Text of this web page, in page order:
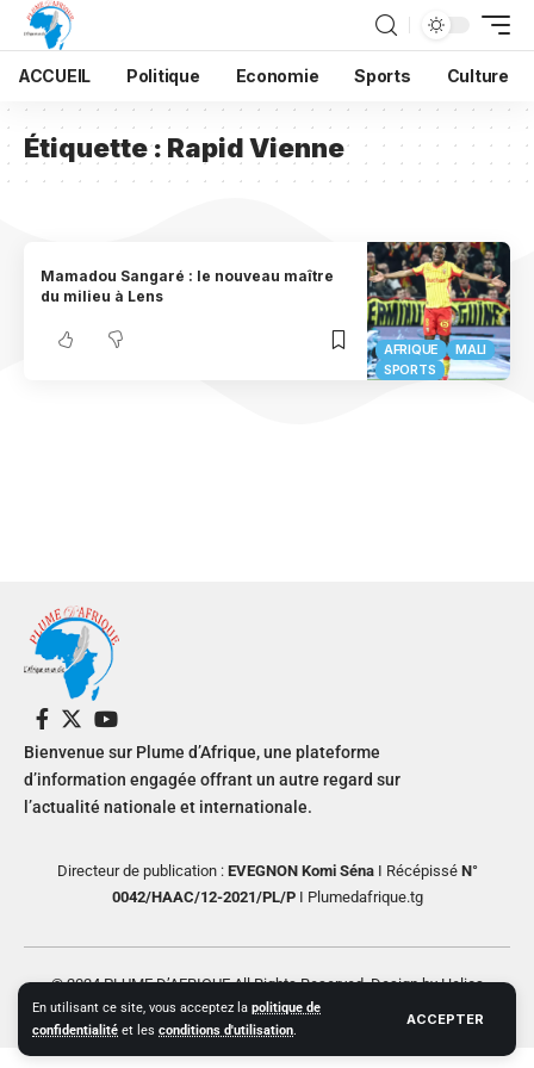
En utilisant ce site, vous acceptez la politique de
confidentialité et les conditions d'utilisation.
ACCEPTER
ACCUEIL Politique Economie Sports Culture
Étiquette : Rapid Vienne
AFRIQUE
MALI
SPORTS
Mamadou Sangaré : le nouveau maître
du milieu à Lens
Bienvenue sur Plume d’Afrique, une plateforme
d’information engagée offrant un autre regard sur
l’actualité nationale et internationale.
Directeur de publication : EVEGNON Komi SénaI RécépisséN°
0042/HAAC/12-2021/PL/PI Plumedafrique.tg
© 2024 PLUME D’AFRIQUE All Rights Reserved. Design by Helios
Creative